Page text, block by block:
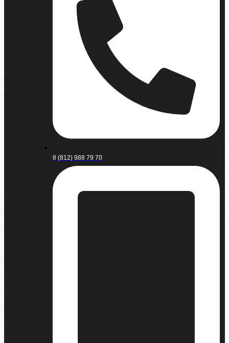
8 (812) 988 79 70